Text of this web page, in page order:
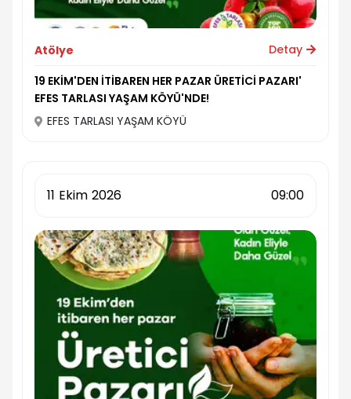
Atölye
Detay
19 EKİM'DEN İTİBAREN HER PAZAR ÜRETİCİ PAZARI'
EFES TARLASI YAŞAM KÖYÜ'NDE!
EFES TARLASI YAŞAM KÖYÜ
11 Ekim 2026 09:00